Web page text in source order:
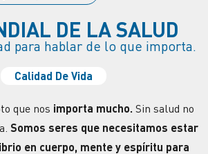
DE LA SALUD
para hablar de lo que importa.
Calidad De Vida
que nos importa mucho. Sin salud no
Somos seres que necesitamos estar
en cuerpo, mente y espíritu para